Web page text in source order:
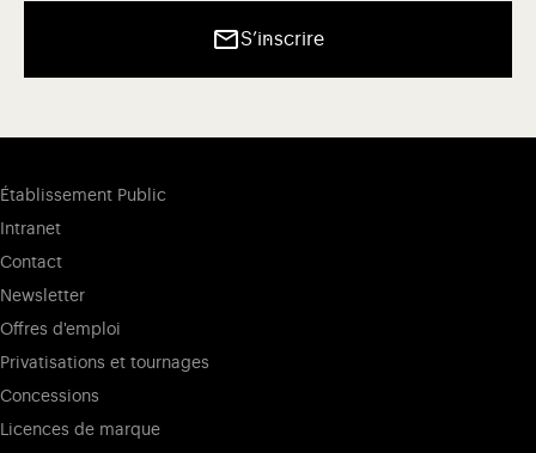
S’inscrire
Établissement Public
Intranet
Contact
Newsletter
Offres d'emploi
Privatisations et tournages
Concessions
Licences de marque